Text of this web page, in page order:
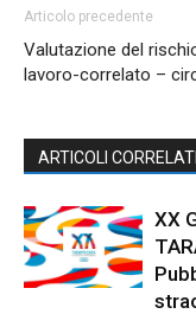
Articolo precedente
Valutazione del
lavoro-correlato –
ARTICOLI CORRELATI
XX